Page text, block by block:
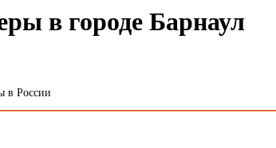
в городе Барнаул
в России